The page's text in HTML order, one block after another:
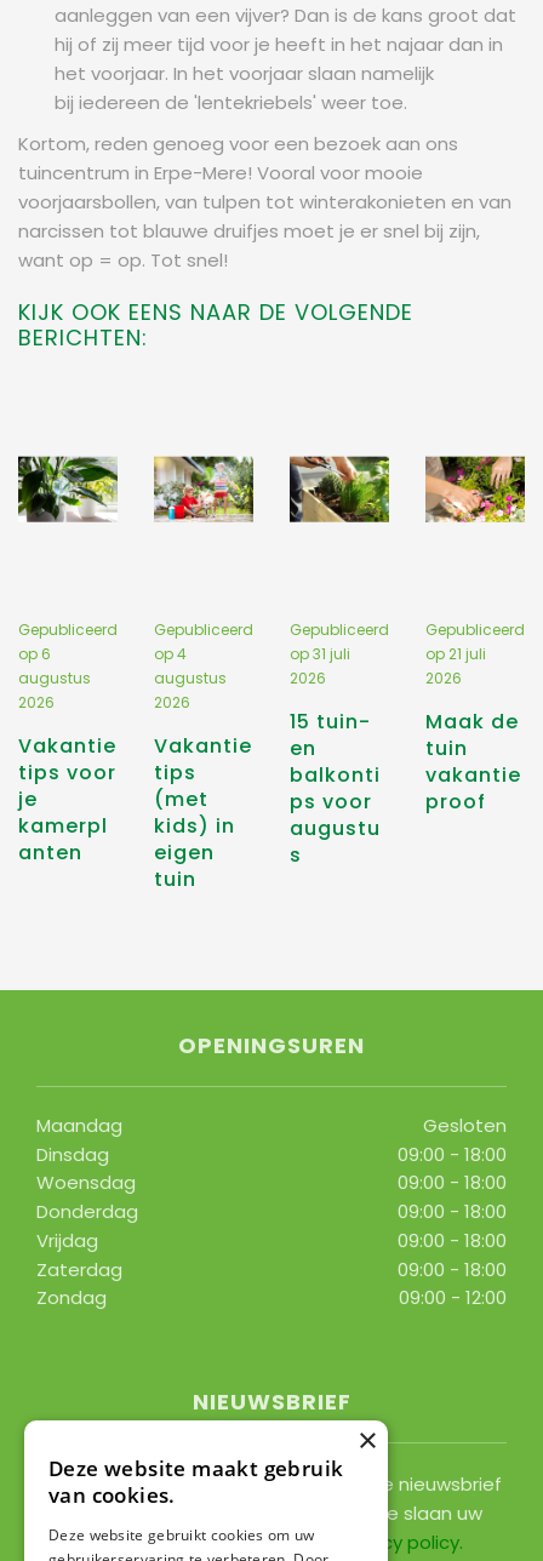
aanleggen van een vijver? Dan is de kans groot dat
hij of zij meer tijd voor je heeft in het najaar dan in
het voorjaar. In het voorjaar slaan namelijk
bij iedereen de 'lentekriebels' weer toe.
Kortom, reden genoeg voor een bezoek aan ons
tuincentrum in Erpe-Mere! Vooral voor mooie
voorjaarsbollen, van tulpen tot winterakonieten en van
narcissen tot blauwe druifjes moet je er snel bij zijn,
want op = op. Tot snel!
KIJK OOK EENS NAAR DE VOLGENDE
BERICHTEN:
Vakantie
tips voor
je
kamerpl
anten
Gepubliceerd
op6
augustus
2026
Vakantie
tips
(met
kids) in
eigen
tuin
Gepubliceerd
op4
augustus
2026
15 tuin-
en
balkonti
ps voor
augustu
s
Gepubliceerd
op31 juli
2026
Maak de
tuin
vakantie
proof
Gepubliceerd
op21 juli
2026
OPENINGSUREN
Maandag
Gesloten
Dinsdag
09:00 - 18:00
Woensdag
09:00 - 18:00
Donderdag
09:00 - 18:00
Vrijdag
09:00 - 18:00
Zaterdag
09:00 - 18:00
Zondag
09:00 - 12:00
NIEUWSBRIEF
Ontvang ongeveer 1x per 2 weken onze nieuwsbrief
met acties, nieuws & activiteiten! We slaan uw
gegevens op conform onze
privacy policy.
×
Deze website maakt gebruik
van cookies.
Deze website gebruikt cookies om uw